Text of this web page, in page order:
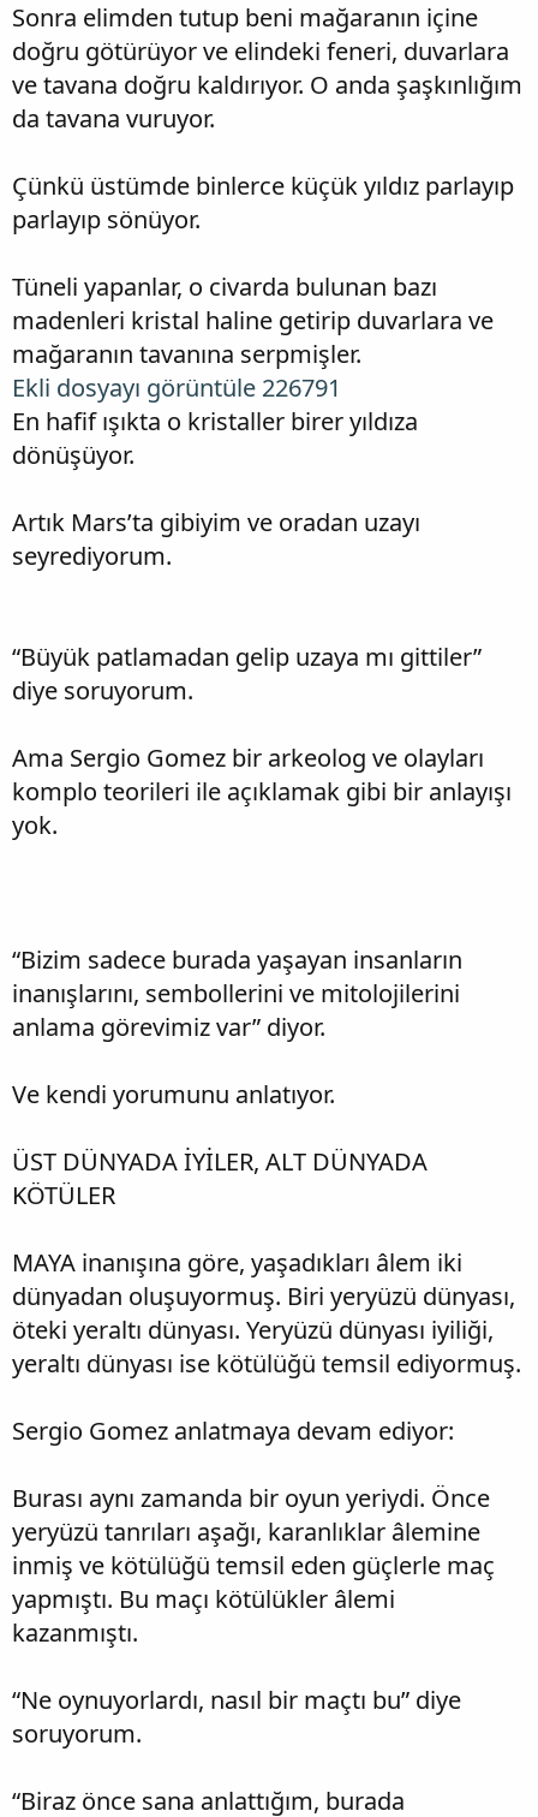
Sonra elimden tutup beni mağaranın içine
doğru götürüyor ve elindeki feneri, duvarlara
ve tavana doğru kaldırıyor. O anda şaşkınlığım
da tavana vuruyor.
Çünkü üstümde binlerce küçük yıldız parlayıp
parlayıp sönüyor.
Tüneli yapanlar, o civarda bulunan bazı
madenleri kristal haline getirip duvarlara ve
mağaranın tavanına serpmişler.
Ekli dosyayı görüntüle 226791
En hafif ışıkta o kristaller birer yıldıza
dönüşüyor.
Artık Mars’ta gibiyim ve oradan uzayı
seyrediyorum.
“Büyük patlamadan gelip uzaya mı gittiler”
diye soruyorum.
Ama Sergio Gomez bir arkeolog ve olayları
komplo teorileri ile açıklamak gibi bir anlayışı
yok.
“Bizim sadece burada yaşayan insanların
inanışlarını, sembollerini ve mitolojilerini
anlama görevimiz var” diyor.
Ve kendi yorumunu anlatıyor.
ÜST DÜNYADA İYİLER, ALT DÜNYADA
KÖTÜLER
MAYA inanışına göre, yaşadıkları âlem iki
dünyadan oluşuyormuş. Biri yeryüzü dünyası,
öteki yeraltı dünyası. Yeryüzü dünyası iyiliği,
yeraltı dünyası ise kötülüğü temsil ediyormuş.
Sergio Gomez anlatmaya devam ediyor:
Burası aynı zamanda bir oyun yeriydi. Önce
yeryüzü tanrıları aşağı, karanlıklar âlemine
inmiş ve kötülüğü temsil eden güçlerle maç
yapmıştı. Bu maçı kötülükler âlemi
kazanmıştı.
“Ne oynuyorlardı, nasıl bir maçtı bu” diye
soruyorum.
“Biraz önce sana anlattığım, burada